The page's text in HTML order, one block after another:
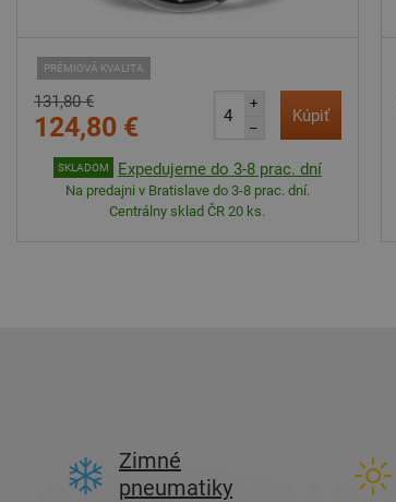
PRÉMIOVÁ KVALITA
131,80 €
124,80 €
+
–
Kúpiť
SKLADOM Expedujeme do 3-8 prac. dní
Na predajni v Bratislave do 3-8 prac. dní.
Centrálny sklad ČR 20 ks.
Zimné
pneumatiky